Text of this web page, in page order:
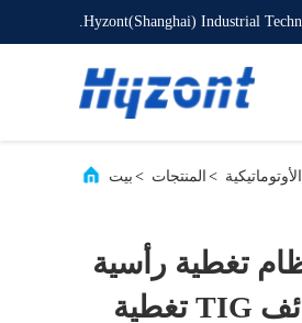
Hyzont(Shanghai) Industrial
بيت > المنتجات >
تغطية رأسية